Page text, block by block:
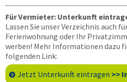
Für Vermieter: Unterkunft
Lassen Sie unser Verzeichnis auch
Ferienwohnung oder Ihr
werben! Mehr Informationen dazu
folgenden Link:
Jetzt Unterkunft eintragen >>